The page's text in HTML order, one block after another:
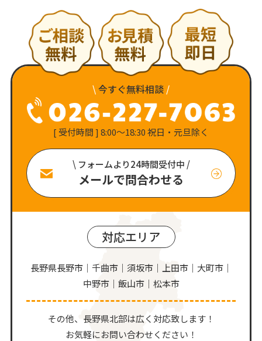
\ 今すぐ無料相談 /
[ 受付時間 ] 8:00〜18:30 祝日・元旦除く
\ フォームより24時間受付中 /
メールで問合わせる
対応エリア
長野県長野市｜千曲市｜須坂市｜上田市｜大町市｜
中野市｜飯山市｜松本市
その他、⻑野県北部は広く対応致します！
お気軽にお問い合わせください！